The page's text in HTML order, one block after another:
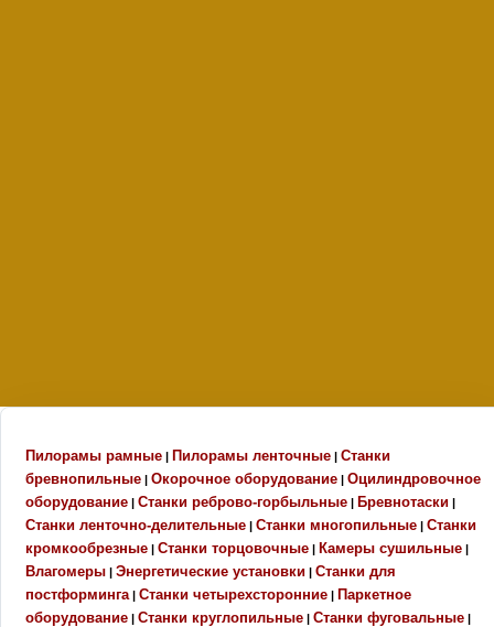
Пилорамы рамные | Пилорамы ленточные | Станки
бревнопильные | Окорочное оборудование | Оцилиндровочное
оборудование | Станки реброво-горбыльные | Бревнотаски |
Станки ленточно-делительные | Станки многопильные | Станки
кромкообрезные | Станки торцовочные | Камеры сушильные |
Влагомеры | Энергетические установки | Станки для
постформинга | Станки четырехсторонние | Паркетное
оборудование | Станки круглопильные | Станки фуговальные |